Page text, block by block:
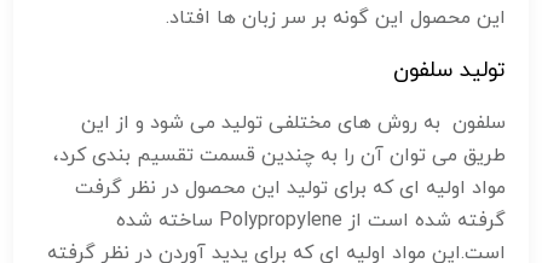
این محصول این گونه بر سر زبان ها افتاد.
تولید سلفون
سلفون به روش های مختلفی تولید می شود و از این
طریق می توان آن را به چندین قسمت تقسیم بندی کرد،
مواد اولیه ای که برای تولید این محصول در نظر گرفت
گرفته شده است از Polypropylene ساخته شده
است.این مواد اولیه ای که برای پدید آوردن در نظر گرفته